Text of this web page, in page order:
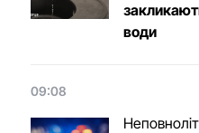
води
09:08